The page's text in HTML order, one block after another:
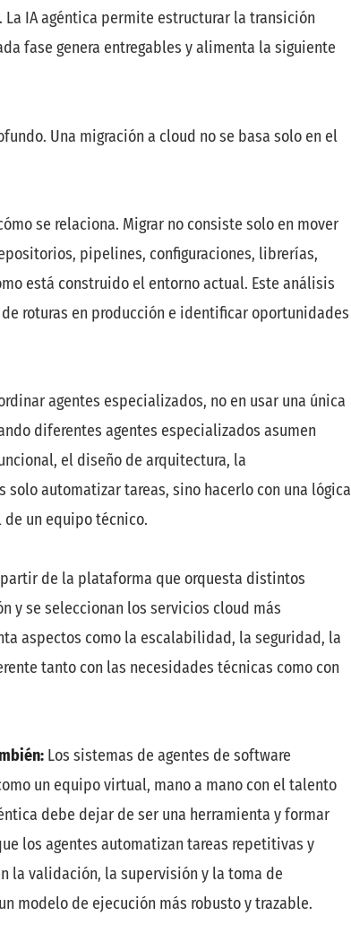
IA agéntica permite estructurar la transición
fase genera entregables y alimenta la siguiente
Una migración a cloud no se basa solo en el
se relaciona. Migrar no consiste solo en mover
pipelines, configuraciones, librerías,
está construido el entorno actual. Este análisis
roturas en producción e identificar oportunidades
agentes especializados, no en usar una única
diferentes agentes especializados asumen
el diseño de arquitectura, la
automatizar tareas, sino hacerlo con una lógica
un equipo técnico.
de la plataforma que orquesta distintos
y se seleccionan los servicios cloud más
aspectos como la escalabilidad, la seguridad, la
tanto con las necesidades técnicas como con
Los sistemas de agentes de software
un equipo virtual, mano a mano con el talento
debe dejar de ser una herramienta y formar
los agentes automatizan tareas repetitivas y
la validación, la supervisión y la toma de
modelo de ejecución más robusto y trazable.